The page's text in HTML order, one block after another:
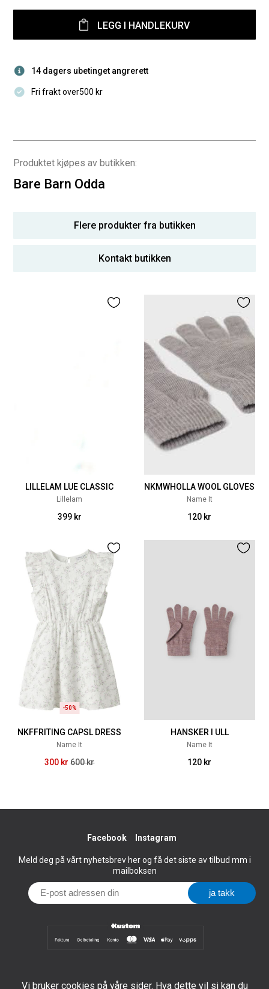
LEGG I HANDLEKURV
14 dagers ubetinget angrerett
Fri frakt over500 kr
Produktet kjøpes av butikken:
Bare Barn Odda
Flere produkter fra butikken
Kontakt butikken
LILLELAM LUE CLASSIC
Lillelam
399 kr
NKMWHOLLA WOOL GLOVES
Name It
120 kr
-50%
NKFFRITING CAPSL DRESS
Name It
300 kr 600 kr
HANSKER I ULL
Name It
120 kr
Facebook Instagram
Meld deg på vårt nyhetsbrev her og få det siste av tilbud mm i
mailboksen
Vi bruker cookies på våre sider. Hva dette vil si kan du